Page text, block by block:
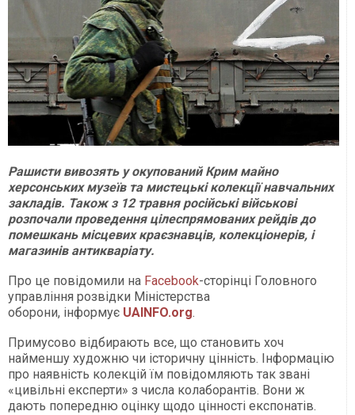
Рашисти вивозять у окупований Крим майно
херсонських музеїв та мистецькі колекції навчальних
закладів. Також з 12 травня російські військові
розпочали проведення цілеспрямованих рейдів до
помешкань місцевих краєзнавців, колекціонерів, і
магазинів антикваріату.
Про це повідомили на Facebook-сторінці Головного
управління розвідки Міністерства
оборони, інформує UAINFO.org.
Примусово відбирають все, що становить хоч
найменшу художню чи історичну цінність. Інформацію
про наявність колекцій їм повідомляють так звані
«цивільні експерти» з числа колаборантів. Вони ж
дають попередню оцінку щодо цінності експонатів.